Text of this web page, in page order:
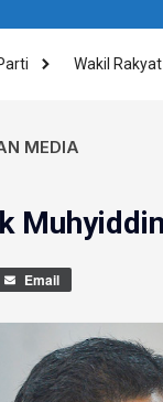
Wakil Rakyat
MEDIA
Email